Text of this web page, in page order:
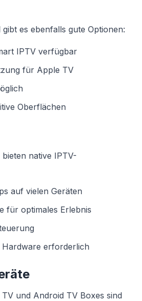
es ebenfalls gute Optionen:
IPTV verfügbar
für Apple TV
Oberflächen
native IPTV-
auf vielen Geräten
für optimales Erlebnis
Hardware erforderlich
und Android TV Boxes sind